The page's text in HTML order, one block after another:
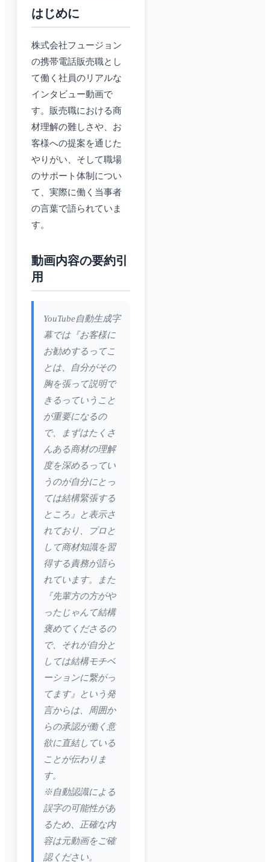
はじめに
株式会社フュージョン
の携帯電話販売職とし
て働く社員のリアルな
インタビュー動画で
す。販売職における商
材理解の難しさや、お
客様への提案を通じた
やりがい、そして職場
のサポート体制につい
て、実際に働く当事者
の言葉で語られていま
す。
動画内容の要約引
用
YouTube自動生成字
幕では『お客様に
お勧めするってこ
とは、自分がその
胸を張って説明で
きるっていうこと
が重要になるの
で、まずはたくさ
んある商材の理解
度を深めるってい
うのが自分にとっ
ては結構緊張する
ところ』と表示さ
れており、プロと
して商材知識を習
得する責務が語ら
れています。また
『先輩方の方がや
ったじゃんて結構
褒めてくださるの
で、それが自分と
しては結構モチベ
ーションに繋がっ
てます』という発
言からは、周囲か
らの承認が働く意
欲に直結している
ことが伝わりま
す。
※自動認識による
誤字の可能性があ
るため、正確な内
容は元動画をご確
認ください。